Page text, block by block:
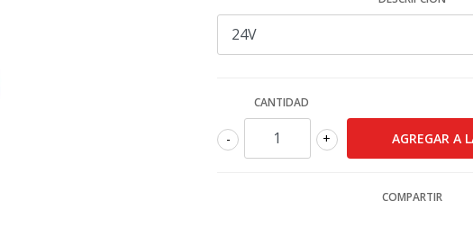
CANTIDAD
+
-
COMPARTIR